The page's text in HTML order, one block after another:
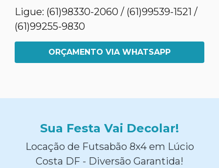
Ligue: (61)98330-2060 / (61)99539-1521 /
(61)99255-9830
ORÇAMENTO VIA WHATSAPP
Sua Festa Vai Decolar!
Locação de Futsabão 8x4 em Lúcio
Costa DF - Diversão Garantida!